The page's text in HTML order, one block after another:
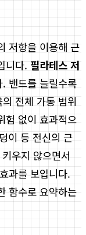
저항을 이용해 근
니다. 필라테스 저
밴드를 늘릴수록
전체 가동 범위
험 없이 효과적으
이 등 전신의 근
우지 않으면서
과를 보입니다.
함수로 요약하는